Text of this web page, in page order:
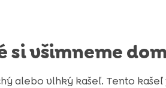
všimneme
alebo vlhký kašeľ. Tento kašeľ